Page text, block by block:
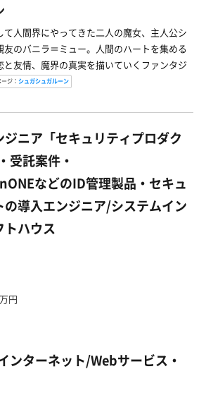
人間界にやってきた二人の魔女、主人公シ
友のバニラ＝ミュー。人間のハートを集める
友情、魔界の真実を描いていくファンタジ
ジ： シュガシュガルーン
ニア「セキュリティプロダク
受託案件・
などのID管理製品・セキュ
の導入エンジニア/システムイン
トハウス
円
ンターネット/Webサービス・